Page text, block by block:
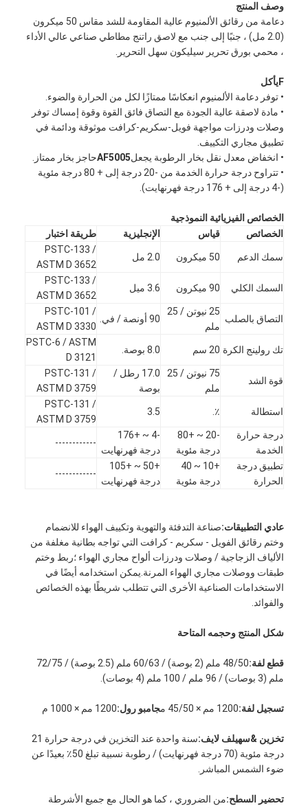
منتجات
وصف المنتج
دعامة من رقائق الألمنيوم عالية المقاومة للشد مقاس 50 ميكرون
(2.0 مل) ، جنبًا إلى جنب مع لاصق راتنج مطاطي صناعي عالي الأداء
، محمي بورق تحرير سيليكون سهل التحرير.
Fيأكل
• توفر دعامة الألمنيوم انعكاسًا ممتازًا لكل من الحرارة والضوء.
• مادة لاصقة عالية الجودة مع التصاق فائق القوة وقوة إمساك توفر
وصلات ودرزات مواجهة فويل-سكريم-كرافت موثوقة ودائمة في
تطبيق مجاري التكييف.
• انخفاض معدل نقل بخار الرطوبة يجعلAF5005حاجز بخار ممتاز.
• تتراوح درجة حرارة الخدمة من -20 درجة إلى + 80 درجة مئوية
(-4 درجة إلى + 176 درجة فهرنهايت).
الخصائص الفيزيائية النموذجية
الخصائص
قياس الإنجليزية طريقة اختبار
سمك الدعم 50 ميكرون 2.0 مل
PSTC-133 /
ASTM D 3652
السمك الكلي 90 ميكرون 3.6 ميل
PSTC-133 /
ASTM D 3652
التصاق بالصلب
25 نيوتن / 25
ملم
90 أونصة / في.
PSTC-101 /
ASTM D 3330
تك رولينج الكرة 20 سم 8.0 بوصة.
PSTC-6 / ASTM
D 3121
قوة الشد
75 نيوتن / 25
ملم
17.0 رطل /
بوصة
PSTC-131 /
ASTM D 3759
استطالة ٪. 3.5
PSTC-131 /
ASTM D 3759
درجة حرارة
الخدمة
-20 ~ +80
درجة مئوية
-4 ~ +176
درجة فهرنهايت
------------
تطبيق درجة
الحرارة
+10 ~ 40
درجة مئوية
+50 ~ +105
درجة فهرنهايت
------------
عادي التطبيقات:صناعة التدفئة والتهوية وتكييف الهواء للانضمام
وختم رقائق الفويل - سكريم - كرافت التي تواجه بطانية مغلفة من
الألياف الزجاجية / وصلات ودرزات ألواح مجاري الهواء ؛ربط وختم
طبقات ووصلات مجاري الهواء المرنة.يمكن استخدامه أيضًا في
الاستخدامات الصناعية الأخرى التي تتطلب شريطًا بهذه الخصائص
والفوائد.
شكل المنتج وحجمه المتاحة
قطع لفة:
48/50 ملم (2 بوصة) / 60/63 ملم (2.5 بوصة) / 72/75
ملم (3 بوصات) / 96 ملم / 100 ملم (4 بوصات).
تسجيل لفة:1200 مم × 45/50 م جامبو رول:1200 مم × 1000 م
تخزين &سهيلف لايف:
سنة واحدة عند التخزين في درجة حرارة 21
درجة مئوية (70 درجة فهرنهايت) / رطوبة نسبية تبلغ 50٪ بعيدًا عن
ضوء الشمس المباشر.
تحضير السطح:من الضروري ، كما هو الحال مع جميع الأشرطة